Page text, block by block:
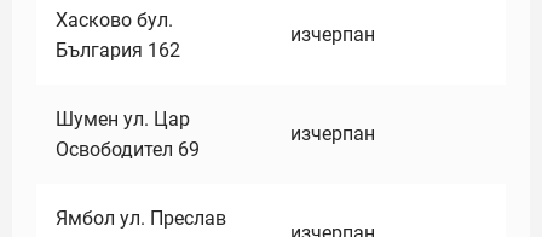
Хасково бул.
България 162
изчерпан
Шумен ул. Цар
Освободител 69
изчерпан
Ямбол ул. Преслав